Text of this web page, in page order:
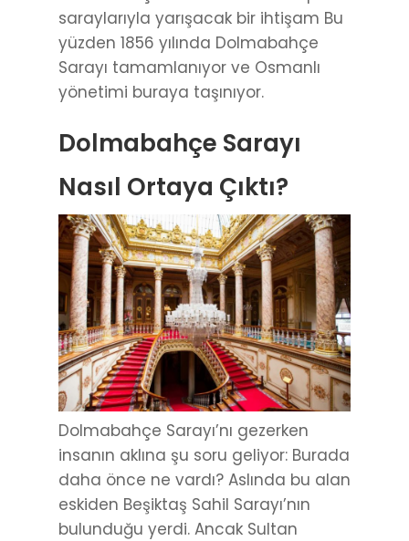
saraylarıyla yarışacak bir ihtişam Bu
yüzden 1856 yılında Dolmabahçe
Sarayı tamamlanıyor ve Osmanlı
yönetimi buraya taşınıyor.
Dolmabahçe Sarayı
Nasıl Ortaya Çıktı?
Dolmabahçe Sarayı’nı gezerken
insanın aklına şu soru geliyor: Burada
daha önce ne vardı? Aslında bu alan
eskiden Beşiktaş Sahil Sarayı’nın
bulunduğu yerdi. Ancak Sultan